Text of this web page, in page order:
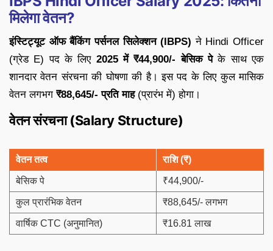
मिलेगा वेतन?
इंस्टिट्यूट ऑफ बैंकिंग पर्सनल सिलेक्शन (IBPS) ने Hindi Officer
(ग्रेड E) पद के लिए 2025 में ₹44,900/- बेसिक पेके साथ एक
शानदार वेतन संरचना की घोषणा की है। इस पद के लिए कुल मासिक
वेतन लगभग ₹88,645/- प्रति माह(प्रारंभ में) होगा।
वेतन संरचना (Salary Structure)
वेतन तत्व राशि (₹)
बेसिक पे ₹44,900/-
कुल प्रारंभिक वेतन ₹88,645/- लगभग
वार्षिक CTC (अनुमानित) ₹16.81 लाख